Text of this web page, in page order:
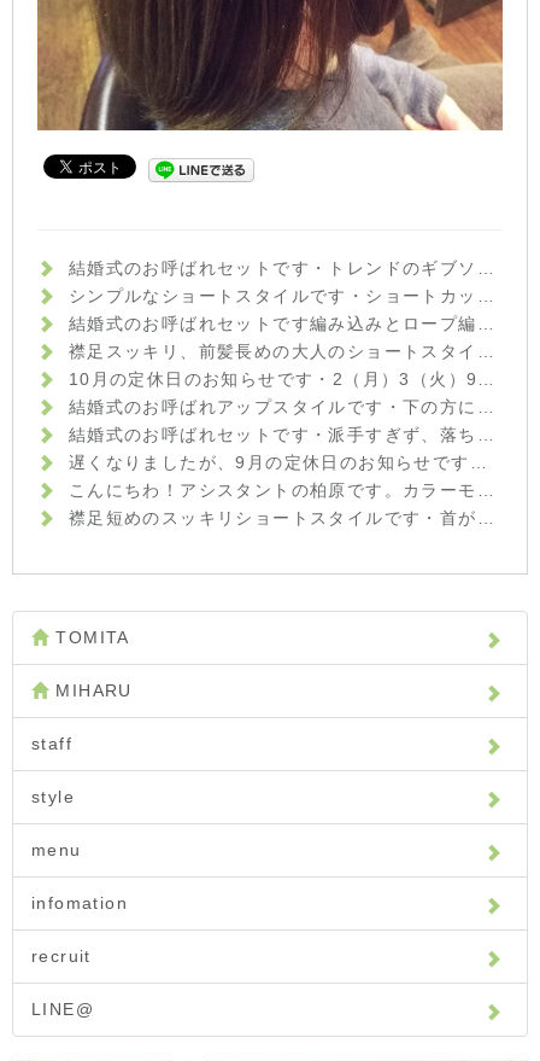
結婚式のお呼ばれセットです️・トレンドのギブソンタックで少しクラシカルな雰囲気に☆ハイトーンの髪色が、ほどよく軽さを出してくれています♪・サイドから作ったフィッシュボーンがさりげないポイントに・来月も、まだまだ結婚式シーズンが続いています。セットでお悩みの方は、何でもご相談下さいね！・イマジン富久山 山崎・#hair #hairstyle #fashion #makeup #beauty #hairarrange #ヘア #ファッション #メイクアップ #ビューティ #ヘアアレンジ #ヘアセット #ギブソンタック #フィッシュボーン #結婚式ヘアセット #お呼ばれヘア #福島 #郡山美容室 #富久山 #美容室イマジン #イマジンヘアー
シンプルなショートスタイルです️・ショートカットは、頭の形をいかにキレイに見せるかがポイントです☆後頭部の頭の丸みを出し、襟足がスッキリしまるようにカットさせていただきました・お家でのセットもハンドブローでOKですハンドブローのコツもきちんとお伝えしていきますよ(^-^)・『ショートカットにしてみたいけど慣れていないから不安…』という方も、ぜひ一度ご相談にいらして下さいね！・イマジン富久山 山崎・#hair #hairstyle #fashion #makeup #beauty #shorthair #mediumhair #bob #longhair #ヘア #ヘアスタイル #ファッション #メイクアップ #ビューティ #ショートヘア #ショートボブ #ボブ #ミディアムヘア #ロングヘア #福島 #郡山市 #郡山美容室 #富久山 #美容室イマジン #イマジンヘアー
結婚式のお呼ばれセットです️編み込みとロープ編みを組み合わせてみました☆・ワンピースの柔らかい上品な雰囲気に合わせて、まとめすぎず崩しすぎない、大人可愛いセットにしました！・まだまだ結婚式シーズンですので、セットでお悩みの方はぜひご相談くださいね♪・#hair #hairstyle #fashion #makeup #beauty #hairarrange #medium #longhair #bob #shorthair #ヘアスタイル #ファッション #メイクアップ #ビューティー #ヘアアレンジ #編み込みアレンジ #結婚式ヘアセット #福島県 #郡山美容室 #富久山 #美容室イマジン #イマジンヘアー #
襟足スッキリ、前髪長めの大人のショートスタイルです️・顔周りや襟足が短めなので、ボーイッシュな印象になりすぎないよう前髪を長めにして少し女性らしさをプラスしました・カラーはグレイ系のモノトーンアッシュをベースに、暖かみのあるウォームブラウンを足してより深みとツヤをプラスした、秋冬のアッシュカラーです♪・光の当たり方によってアッシュっぽく見えたり、暖色系のブラウンに見えたり、楽しみ方も色々です♪グレイカラーでも色味を楽しんでみませんか⁇・髪や頭皮のお悩みなど、何でもご相談ください☆・イマジン富久山 山崎・#hair #hairstyle #fashion #makeup #beauty #haircolor #shorthair #longhair #mediumhair #bob #ヘアスタイル #ファッション #メイクアップ #ビューティ #ショートヘア #ショートボブ #ボブヘアー #ロングヘア #ヘアカラーアッシュ #秋カラー #throwカラー #throw #モノトーンアッシュ #福島 #郡山美容室 #富久山 #美容室イマジン #イマジンヘアー
10月の定休日のお知らせです︎・2（月）3（火）9（月）16（月）17（火）23（月）30（月）・となっております！ご迷惑おかけしますがよろしくお願いいたしますm(__)m・#hairstyle #hair #fashion #makeup #beauty #shorthair #medium #bob #longhair #perm #haircolor #ヘア #ファッション #メイクアップ #ビューティ #ショートヘア #ボブヘアー #ショートボブ #ミディアムヘア #ロングヘア #福島 #郡山 #郡山美容室 #美容室イマジン #イマジンヘアー #富久山
結婚式のお呼ばれアップスタイルです︎・下の方にお団子をつくり、上品な雰囲気に♪カチッとしすぎないように、ラフに崩したのもポイントです！・パンツスタイルでご出席とのことでしたので、可愛すぎない大人のお団子スタイルにしてみました・結婚式お呼ばれのお客様がだんだんと増えてきました！セットでお悩みの方は、ぜひご相談下さい☆・山崎・#hair #hairstyle #hairarrange #fashion #makeup #beauty #longhair #medium #bob #shorthair #ヘア #ヘアアレンジ #波ウェーブ #お団子ヘア #お呼ばれヘア #結婚式 #ラフアレンジ #福島 #郡山美容室 #富久山 #美容室イマジン #イマジンヘアー #ヘア #メイク #ファッション #ビューティー
結婚式のお呼ばれセットです︎・派手すぎず、落ち着きすぎない上品なハーフアップスタイルに☆・トップはアイロンでウェーブをつけてからほぐし、フワッとさせているのがポイントです！・お呼ばれの増える時期ですので、セットでお悩みの方は気軽にご相談下さいね️・ #hairstyle #hair #beauty #fashion #makeup #medium #longhair #bob #shorthair #hairarrange #ヘアスタイル #ビューティー #ファッション #メイクアップ #ミディアムボブ #ロングヘア #ボブ #ショート #ヘアアレンジ #ハーフアップ #お呼ばれヘア #結婚式ヘア #福島県 #郡山市美容室 #美容室イマジン #イマジンヘアー #富久山
遅くなりましたが、9月の定休日のお知らせです！・4（月）5（火）11（月）18（月）19（火）25（月）・が定休日となっております！ご迷惑おかけしますがよろしくお願いいたしますm(_ _)m・土日もまだご予約お取りできる時間帯がありますので、ぜひご連絡下さいね☆・#hair #hairstyle #fashion #makeup #beauty #bob #medium #longhair #shorthair #外はね #外はねボブ #黒髪 #黒髪ボブ #カジュアル #ヘア #メイクアップ #ファッション #ビューティー #福島 #郡山美容室 #富久山 #美容室イマジン #イマジンヘアー
こんにちわ！アシスタントの柏原です。カラーモデルとしてきて頂いた方です。秋ということでカーキ×グレージュで染めさせて頂きました！名付けてカーキグレージュです！！白髪染め ファッションカラーのモデル募集しておりますので是非お越しください！・・・#美容室#imagine#イマジン#郡山市#アシスタント#カラーモデル#ファッションカラー#ショートボブ#カーキグレージュ#
襟足短めのスッキリショートスタイルです︎・首がキレイに見えますね☆・ポイントは、後頭部にふっくらした丸みをつけたところです！頭の形がキレイに見えます☆・ササっとハンドブローでも簡単にスタイルが決まる楽チンヘアです。・髪の悩みや疑問など、何でもご相談下さいね！・山崎・#hair #hairstyle #fashion #makeup #beauty #shorthair #medium #bob #longhair #ヘア #ヘアスタイル #ファッション #メイクアップ #ビューティー #ショートヘア #ショートボブ #ボブヘアー #ミディアム #ロングヘア #襟足スッキリ #福島 #郡山美容室 #富久山 #美容室イマジン #イマジンヘアー
TOMITA
MIHARU
staff
style
menu
infomation
recruit
LINE@